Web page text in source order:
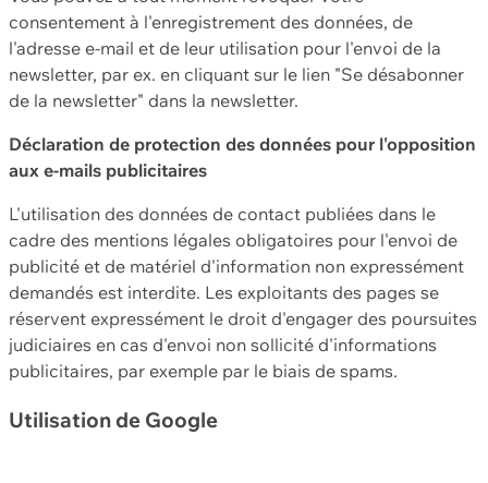
consentement à l'enregistrement des données, de
l'adresse e-mail et de leur utilisation pour l'envoi de la
newsletter, par ex. en cliquant sur le lien "Se désabonner
de la newsletter" dans la newsletter.
Déclaration de protection des données pour l'opposition
aux e-mails publicitaires
L'utilisation des données de contact publiées dans le
cadre des mentions légales obligatoires pour l'envoi de
publicité et de matériel d'information non expressément
demandés est interdite. Les exploitants des pages se
réservent expressément le droit d'engager des poursuites
judiciaires en cas d'envoi non sollicité d'informations
publicitaires, par exemple par le biais de spams.
Utilisation de Google